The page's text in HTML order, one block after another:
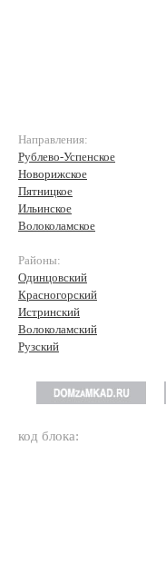
Направления:
Рублево-Успенское
Новорижское
Пятницкое
Ильинское
Волоколамское
Районы:
Одинцовский
Красногорский
Истринский
Волоколамский
Рузский
код блока: